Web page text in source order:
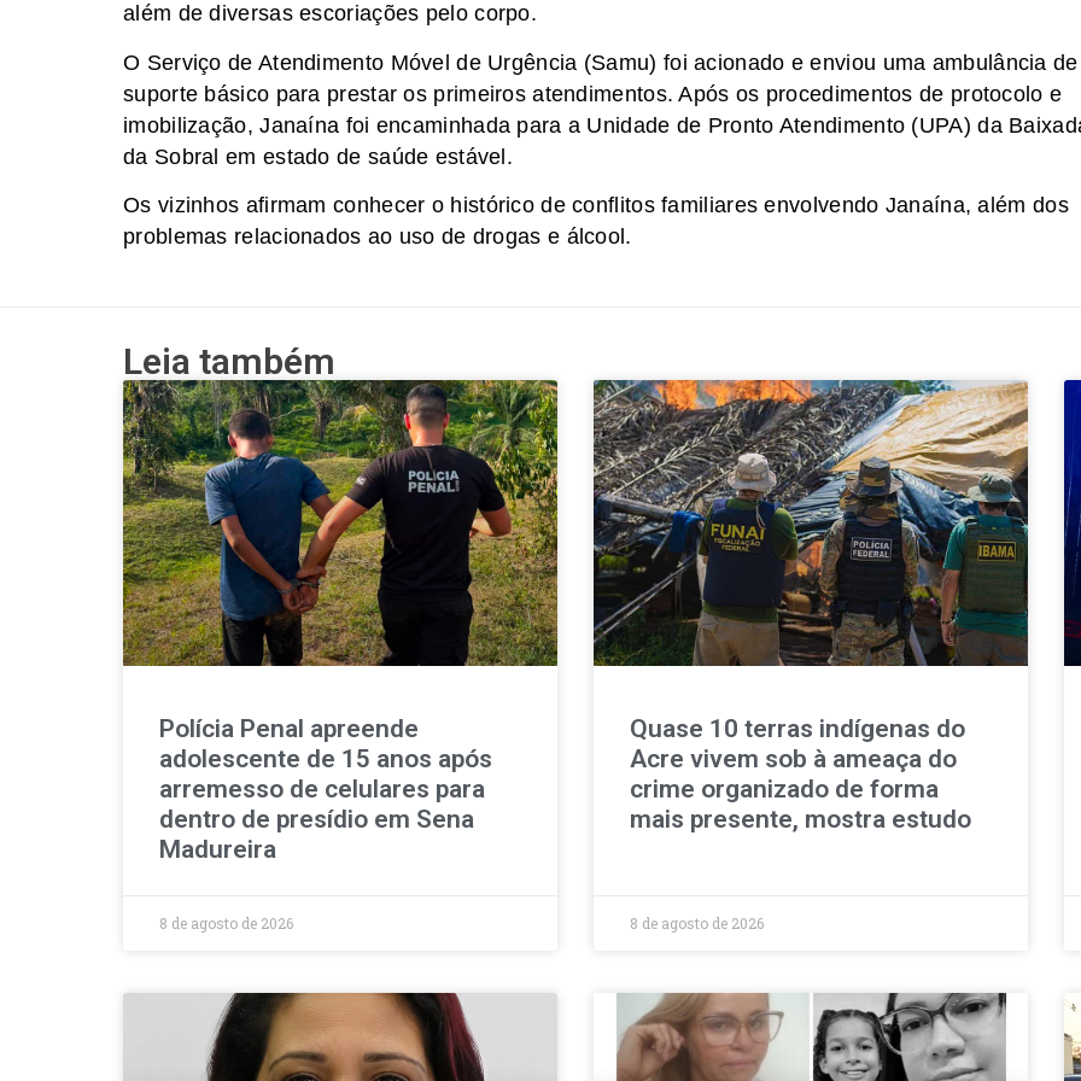
além de diversas escoriações pelo corpo.
O Serviço de Atendimento Móvel de Urgência (Samu) foi acionado e enviou uma ambulância de
suporte básico para prestar os primeiros atendimentos. Após os procedimentos de protocolo e
imobilização, Janaína foi encaminhada para a Unidade de Pronto Atendimento (UPA) da
da Sobral em estado de saúde estável.
Os vizinhos afirmam conhecer o histórico de conflitos familiares envolvendo Janaína, além dos
problemas relacionados ao uso de drogas e álcool.
Leia também
Polícia Penal apreende
adolescente de 15 anos após
arremesso de celulares para
dentro de presídio em Sena
Madureira
8 de agosto de 2026
Quase 10 terras indígenas do
Acre vivem sob à ameaça do
crime organizado de forma
mais presente, mostra estudo
8 de agosto de 2026